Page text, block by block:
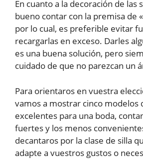
En cuanto a la decoración de las
bueno contar con la premisa de
por lo cual, es preferible evitar
recargarlas en exceso. Darles
es una buena solución, pero
cuidado de que no parezcan un
Para orientaros en vuestra
vamos a mostrar cinco modelos
excelentes para una boda,
fuertes y los menos
decantaros por la clase de silla
adapte a vuestros gustos o